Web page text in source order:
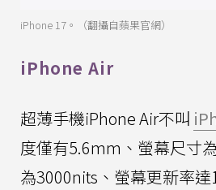
iPhone 17。（翻攝自蘋果官網）
iPhone Air
超薄手機iPhone Air不叫
度僅有5.6mm、螢幕尺寸
為3000nits、螢幕更新率